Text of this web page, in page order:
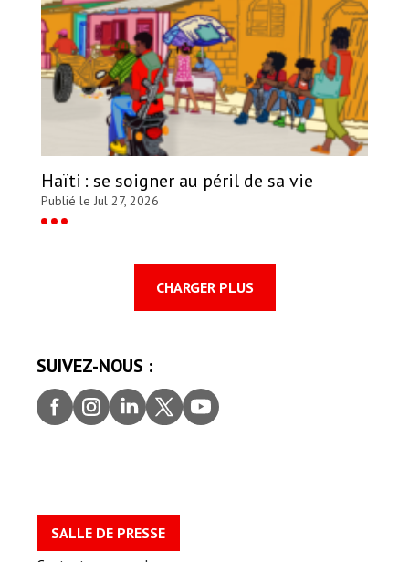
Haïti : se soigner au péril de sa vie
Publié le Jul 27, 2026
CHARGER PLUS
SUIVEZ-NOUS :
Faceb
ook
Insta
gram
Linke
dIn
Twitt
er
youtu
be
SALLE DE PRESSE